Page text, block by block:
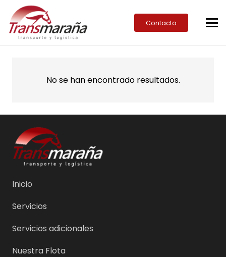
Contacto
No se han encontrado resultados.
Inicio
Servicios
Servicios adicionales
Nuestra Flota